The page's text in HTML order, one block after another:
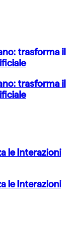
trasforma il
trasforma il
le Interazioni
le Interazioni